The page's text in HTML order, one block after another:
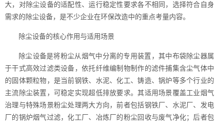
大，对除尘设备的适配性、运行稳定性要求各不相同，选择符合自身
需求的除尘设备，是不少企业在环保改造中的重点考量内容。
除尘设备的核心作用与适用场景
除尘设备是将粉尘从烟气中分离的专用装置，其中布袋除尘器属
于干式高效过滤类设备，依托纤维编制物制作的滤件捕集含尘气体中
的固体颗粒物，是当前钢铁、水泥、化工、铸造、锅炉等多个行业的
主流除尘装置，可稳定实现超低排放要求。其适用场景覆盖工业烟气
治理与特殊场景粉尘处理两大方向，前者包括钢铁厂、水泥厂、发电
厂的锅炉烟气过滤，化工厂、冶炼厂的粉尘回收与废气净化；后者包